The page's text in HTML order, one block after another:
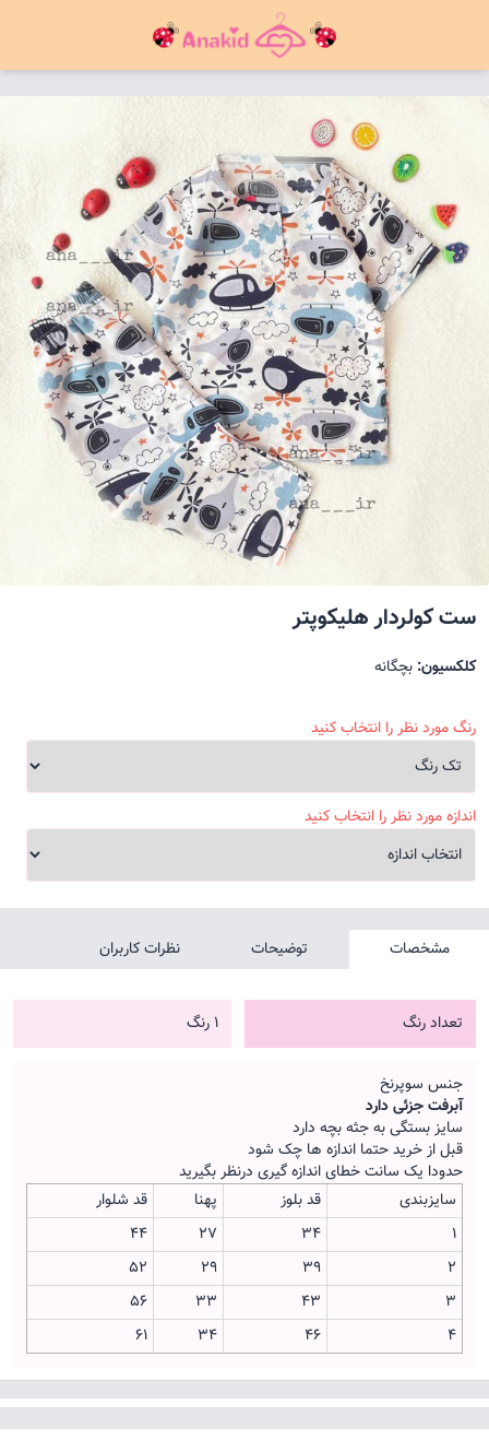
ست کولردار هلیکوپتر
کلکسیون: بچگانه
رنگ مورد نظر را انتخاب کنید
اندازه مورد نظر را انتخاب کنید
مشخصات توضیحات نظرات کاربران
تعداد رنگ 1 رنگ
جنس سوپرنخ
آبرفت جزئی دارد
سایز بستگی به جثه بچه دارد
قبل از خرید حتما اندازه ها چک شود
حدودا یک سانت خطای اندازه گیری درنظر بگیرید
سایزبندی
قد بلوز پهنا
قد شلوار
1
34
27
44
2
39
29
52
3
43
33
56
4
46
34
61